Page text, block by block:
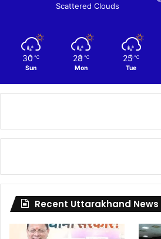
Scattered Clouds
30 ℃
Sun
28 ℃
Mon
25 ℃
Tue
Recent Uttarakhand News